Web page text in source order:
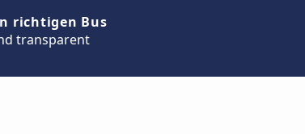
richtigen Bus
transparent